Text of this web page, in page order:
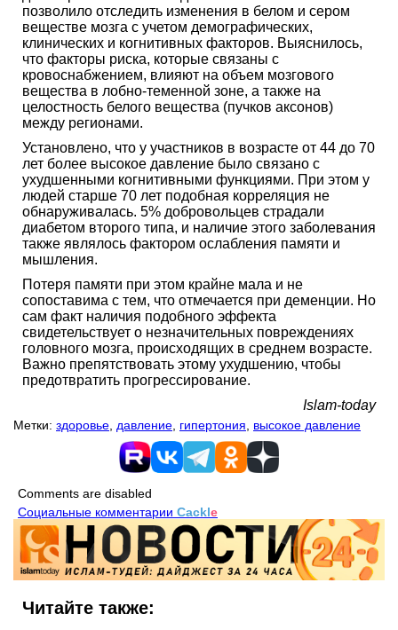
позволило отследить изменения в белом и сером
веществе мозга с учетом демографических,
клинических и когнитивных факторов. Выяснилось,
что факторы риска, которые связаны с
кровоснабжением, влияют на объем мозгового
вещества в лобно-теменной зоне, а также на
целостность белого вещества (пучков аксонов)
между регионами.
Установлено, что у участников в возрасте от 44 до 70
лет более высокое давление было связано с
ухудшенными когнитивными функциями. При этом у
людей старше 70 лет подобная корреляция не
обнаруживалась. 5% добровольцев страдали
диабетом второго типа, и наличие этого заболевания
также являлось фактором ослабления памяти и
мышления.
Потеря памяти при этом крайне мала и не
сопоставима с тем, что отмечается при деменции. Но
сам факт наличия подобного эффекта
свидетельствует о незначительных повреждениях
головного мозга, происходящих в среднем возрасте.
Важно препятствовать этому ухудшению, чтобы
предотвратить прогрессирование.
Islam-today
Метки: здоровье давление гипертония высокое давление
Comments are disabled
Социальные комментарии Cackle
Читайте также: